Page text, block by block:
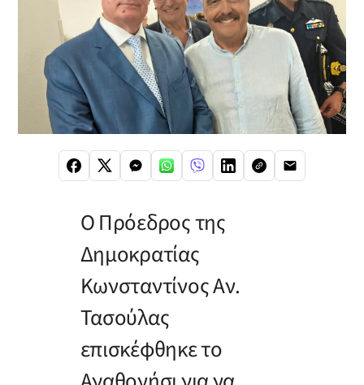
Ο Πρόεδρος της
Δημοκρατίας
Κωνσταντίνος Αν.
Τασούλας
επισκέφθηκε το